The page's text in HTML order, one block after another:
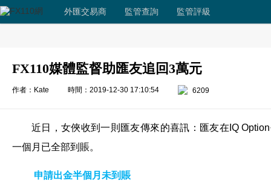
外匯交易商 監管查詢 監管評級
FX110媒體監督助匯友追回3萬元
作者：Kate 時間：2019-12-30 17:10:54 6209
近日，女俠收到一則匯友傳來的喜訊：匯友在IQ
一個月已全部到賬。
申請出金半個月未到賬